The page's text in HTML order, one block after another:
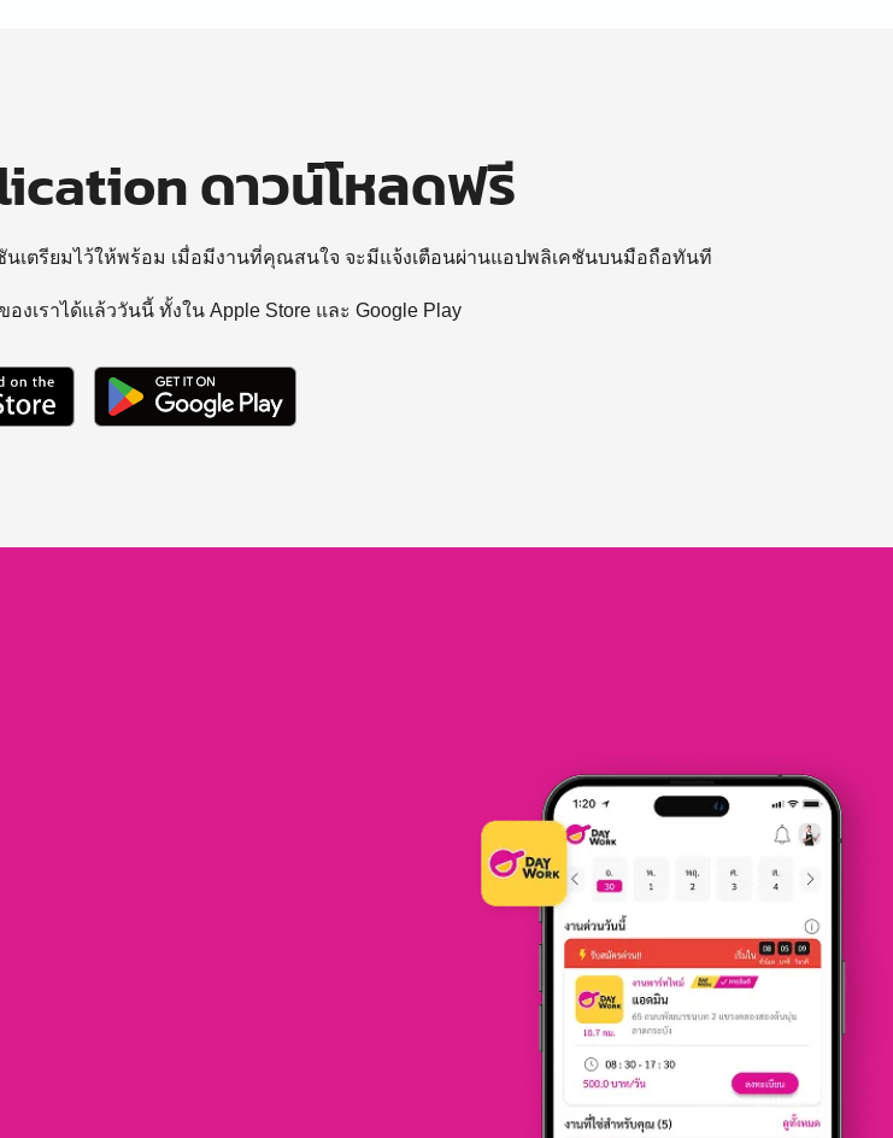
ดาวน์โหลดฟรี
เตรียมไว้ให้พร้อม เมื่อมีงานที่คุณสนใจ จะมีแจ้งเตือนผ่านแอปพลิเคชันบนมือถือทันที
งเราได้แล้ววันนี้ ทั้งใน Apple Store และ Google Play